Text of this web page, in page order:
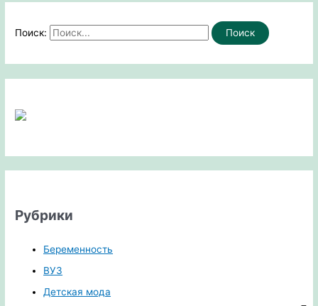
Поиск:
Рубрики
Беременность
ВУЗ
Детская мода